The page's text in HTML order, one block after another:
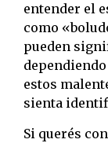
entender el
como
pueden
estos
sienta
Si querés